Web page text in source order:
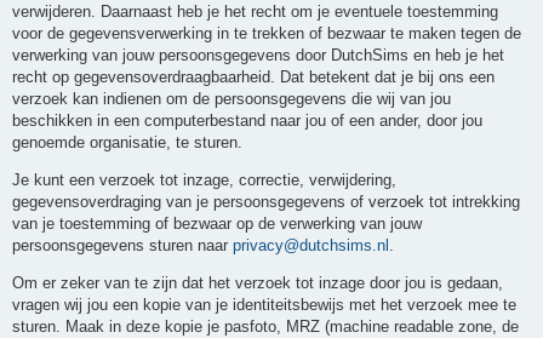
verwijderen. Daarnaast heb je het recht om je eventuele toestemming
voor de gegevensverwerking in te trekken of bezwaar te maken tegen de
verwerking van jouw persoonsgegevens door DutchSims en heb je het
recht op gegevensoverdraagbaarheid. Dat betekent dat je bij ons een
verzoek kan indienen om de persoonsgegevens die wij van jou
beschikken in een computerbestand naar jou of een ander, door jou
genoemde organisatie, te sturen.
Je kunt een verzoek tot inzage, correctie, verwijdering,
gegevensoverdraging van je persoonsgegevens of verzoek tot intrekking
van je toestemming of bezwaar op de verwerking van jouw
persoonsgegevens sturen naar privacy@dutchsims.nl .
Om er zeker van te zijn dat het verzoek tot inzage door jou is gedaan,
vragen wij jou een kopie van je identiteitsbewijs met het verzoek mee te
sturen. Maak in deze kopie je pasfoto, MRZ (machine readable zone, de